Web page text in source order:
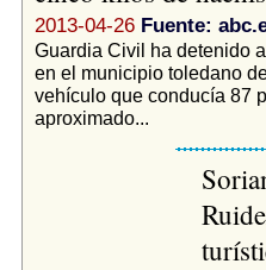
2013-04-26 Fuente:
Guardia Civil ha detenido
en el municipio toledano
vehículo que conducía 87
aproximado...